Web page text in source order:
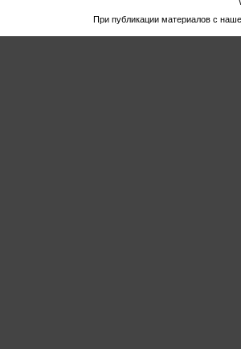
При публикации материалов с